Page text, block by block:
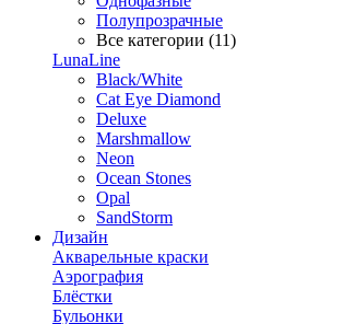
Полупрозрачные
Все категории (11)
LunaLine
Black/White
Cat Eye Diamond
Deluxe
Marshmallow
Neon
Ocean Stones
Opal
SandStorm
Дизайн
Акварельные краски
Аэрография
Блёстки
Бульонки